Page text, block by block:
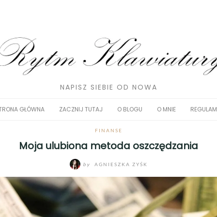
NAPISZ SIEBIE OD NOWA
GŁÓWNA ZACZNIJ TUTAJ O BLOGU O MNIE
FINANSE
Moja ulubiona metoda oszczędzania
by AGNIESZKA ZYŚK